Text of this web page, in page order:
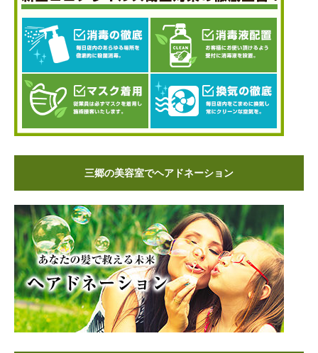
三郷の美容室でヘアドネーション